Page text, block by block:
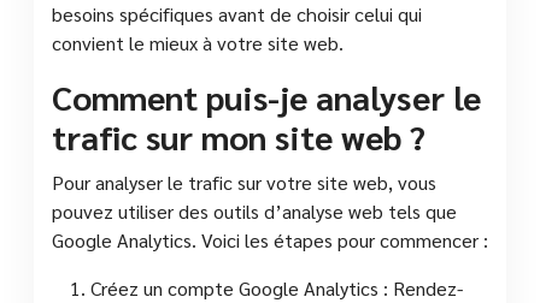
besoins spécifiques avant de choisir celui qui
convient le mieux à votre site web.
Comment puis-je analyser le
trafic sur mon site web ?
Pour analyser le trafic sur votre site web, vous
pouvez utiliser des outils d’analyse web tels que
Google Analytics. Voici les étapes pour commencer :
Créez un compte Google Analytics : Rendez-